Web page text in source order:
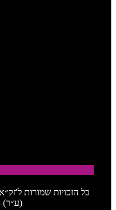
כל הזכויות שמורות
(ע״ר) 58-029-579-8'